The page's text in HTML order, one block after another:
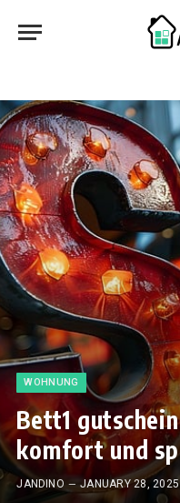
WOHNUNG
Bett1
komfort und
JANDINO JANUARY 28, 2025